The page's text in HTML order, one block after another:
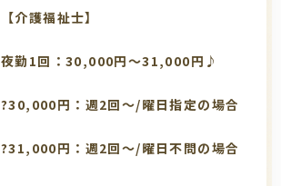
【介護福祉士】
夜勤1回：30,000円～31,000円♪
?30,000円：週2回～/曜日指定の場合
?31,000円：週2回～/曜日不問の場合